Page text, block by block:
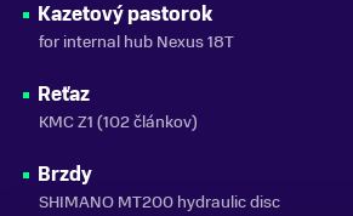
Kazetový pastorok
for internal hub Nexus 18T
Reťaz
KMC Z1 (102 článkov)
Brzdy
SHIMANO MT200 hydraulic disc